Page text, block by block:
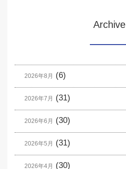
Archive
2026年8月 (6)
2026年7月 (31)
2026年6月 (30)
2026年5月 (31)
2026年4月 (30)